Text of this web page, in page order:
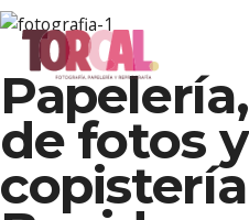
S
o
c
o
de fotos y